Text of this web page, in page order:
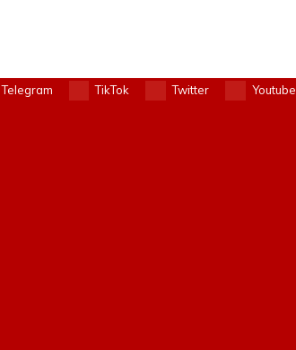
Telegram TikTok Twitter Youtube